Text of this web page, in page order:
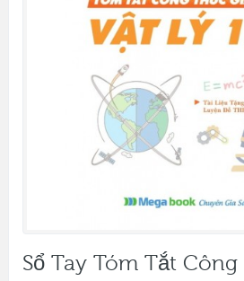
Sổ Tay Tóm Tắt